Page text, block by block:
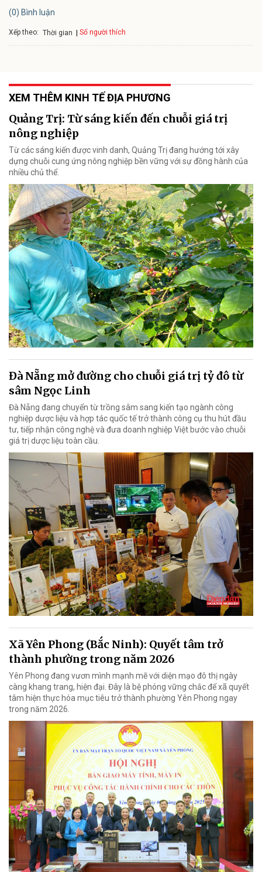
(0) Bình luận
Xếp theo: Thời gian Số người thích
XEM THÊM KINH TẾ ĐỊA PHƯƠNG
Quảng Trị: Từ sáng kiến đến chuỗi giá trị
nông nghiệp
Từ các sáng kiến được vinh danh, Quảng Trị đang hướng tới xây
dựng chuỗi cung ứng nông nghiệp bền vững với sự đồng hành của
nhiều chủ thể.
Đà Nẵng mở đường cho chuỗi giá trị tỷ đô từ
sâm Ngọc Linh
Đà Nẵng đang chuyển từ trồng sâm sang kiến tạo ngành công
nghiệp dược liệu và hợp tác quốc tế trở thành công cụ thu hút đầu
tư, tiếp nhận công nghệ và đưa doanh nghiệp Việt bước vào chuỗi
giá trị dược liệu toàn cầu.
Xã Yên Phong (Bắc Ninh): Quyết tâm trở
thành phường trong năm 2026
Yên Phong đang vươn mình mạnh mẽ với diện mạo đô thị ngày
càng khang trang, hiện đại. Đây là bệ phóng vững chắc để xã quyết
tâm hiện thực hóa mục tiêu trở thành phường Yên Phong ngay
trong năm 2026.